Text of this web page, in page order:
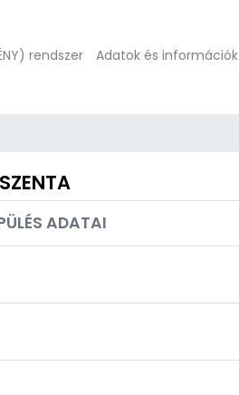
rendszer Adatok és információk
SZENTA
ADATAI